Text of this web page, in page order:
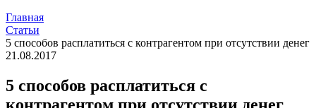
Главная
Статьи
5 способов расплатиться с контрагентом при отсутствии денег
21.08.2017
5 способов расплатиться с